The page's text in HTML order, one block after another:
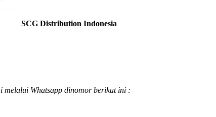
SCG Distribution Indonesia
melalui Whatsapp dinomor berikut ini :